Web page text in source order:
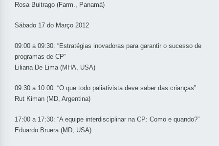
Rosa Buitrago (Farm., Panamá)
Sábado 17 do Março 2012
09:00 a 09:30: “Estratégias inovadoras para garantir o sucesso de
programas de CP”
Liliana De Lima (MHA, USA)
09:30 a 10:00: “O que todo paliativista deve saber das crianças”
Rut Kiman (MD, Argentina)
17:00 a 17:30: “A equipe interdisciplinar na CP: Como e quando?”
Eduardo Bruera (MD, USA)